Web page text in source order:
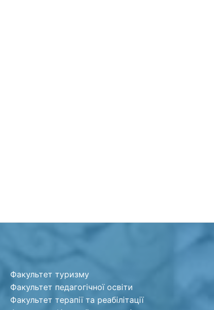
Факультет туризму
Факультет педагогічної освіти
Факультет терапії та реабілітації